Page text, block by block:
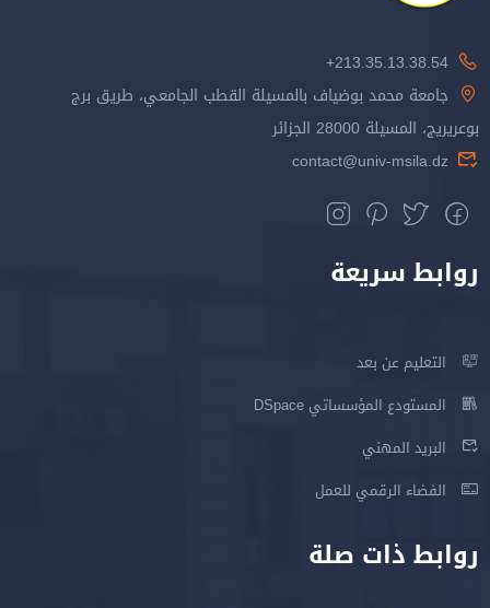
213.35.13.38.54+
جامعة محمد بوضياف بالمسيلة القطب الجامعي، طريق برج
بوعريريج، المسيلة 28000 الجزائر
contact@univ-msila.dz
روابط سريعة
التعليم عن بعد
المستودع المؤسساتي DSpace
البريد المهني
الفضاء الرقمي للعمل
روابط ذات صلة